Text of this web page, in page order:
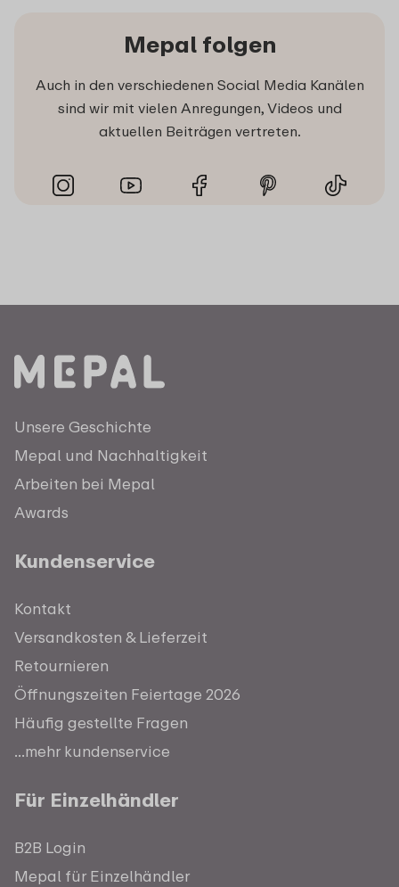
Mepal folgen
Auch in den verschiedenen Social Media Kanälen
sind wir mit vielen Anregungen, Videos und
aktuellen Beiträgen vertreten.
Unsere Geschichte
Mepal und Nachhaltigkeit
Arbeiten bei Mepal
Awards
Kundenservice
Kontakt
Versandkosten & Lieferzeit
Retournieren
Öffnungszeiten Feiertage 2026
Häufig gestellte Fragen
...mehr kundenservice
Für Einzelhändler
B2B Login
Mepal für Einzelhändler